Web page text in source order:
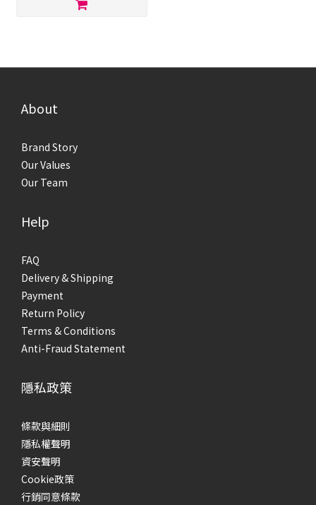
About
Brand Story
Our Values
Our Team
Help
FAQ
Delivery & Shipping
Payment
Return Policy
Terms & Conditions
Anti-Fraud Statement
隱私政策
條款與細則
隱私權聲明
資安聲明
Cookie政策
行銷同意條款